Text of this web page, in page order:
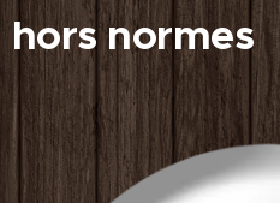
hors normes